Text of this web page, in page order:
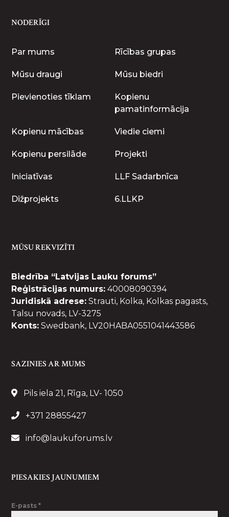
NODERĪGI
Par mums Rīcības grupas
Mūsu draugi Mūsu biedri
Pievienoties tīklam
Kopienu
pamatinformācija
Kopienu mācības Viedie ciemi
Kopienu persilāde Projekti
Iniciatīvas LLF Sadarbnīca
Dižprojekts 6.LLKP
MŪSU REKVIZĪTI
Biedrība “Latvijas Lauku forums”
Reģistrācijas numurs: 40008090394
Juridiskā adrese: Strauti, Kolka, Kolkas pagasts,
Talsu novads, LV-3275
Konts: Swedbank, LV20HABA0551041443586
SAZINIES AR MUMS
Pils iela 21, Rīga, LV- 1050
+371 28855427
info@laukuforums.lv
PIESAKIES JAUNUMIEM
E-pasts*